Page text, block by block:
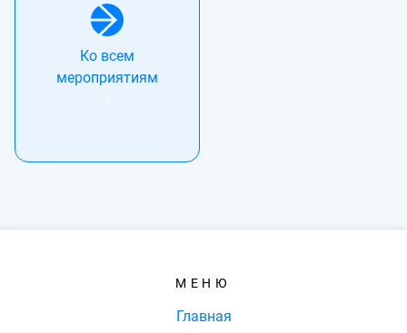
Ко всем
мероприятиям
МЕНЮ
Главная